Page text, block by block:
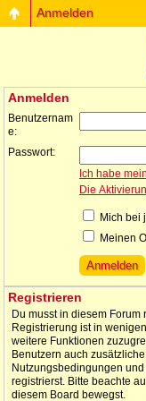
Anmelden
Anmelden
Benutzernam
e:
Passwort:
Ich habe
Die
Mich bei
Meinen
Registrieren
Du musst in diesem
Registrierung ist in
weitere Funktionen
Benutzern auch
Nutzungsbedingungen
registrierst. Bitte beachte
diesem Board bewegst.